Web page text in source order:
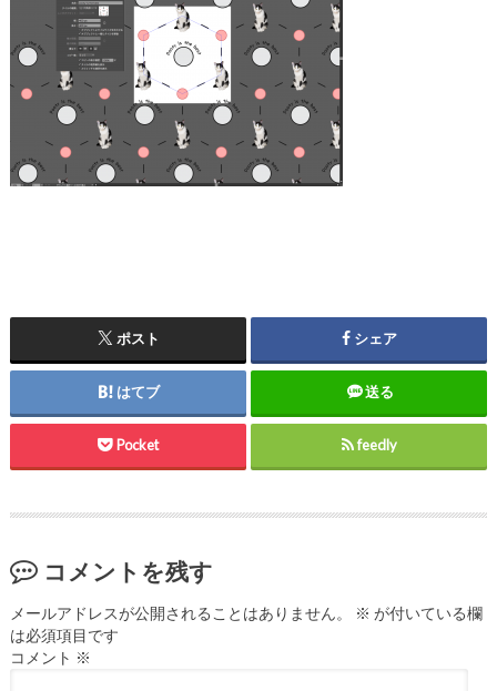
ポスト シェア
はてブ 送る
Pocket feedly
コメントを残す
メールアドレスが公開されることはありません。 ※ が付いている欄
は必須項目です
コメント ※